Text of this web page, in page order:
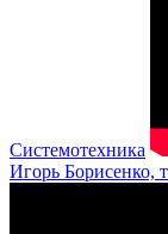
Системотехника
Игорь Борисенко,